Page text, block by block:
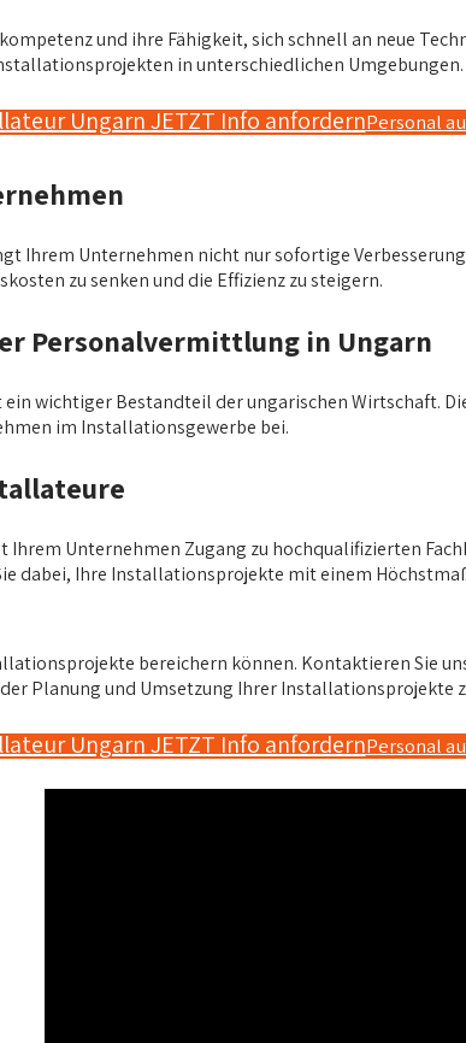
und ihre Fähigkeit, sich schnell an neue
in unterschiedlichen Umgebungen.
Ungarn JETZT Info anfordernPersonal
Ihrem Unternehmen nicht nur sofortige
zu senken und die Effizienz zu steigern.
Personalvermittlung in Ungarn
wichtiger Bestandteil der ungarischen Wirtschaft.
im Installationsgewerbe bei.
Unternehmen Zugang zu hochqualifizierten
dabei, Ihre Installationsprojekte mit einem
bereichern können. Kontaktieren Sie
Planung und Umsetzung Ihrer Installationsprojekte
Ungarn JETZT Info anfordernPersonal